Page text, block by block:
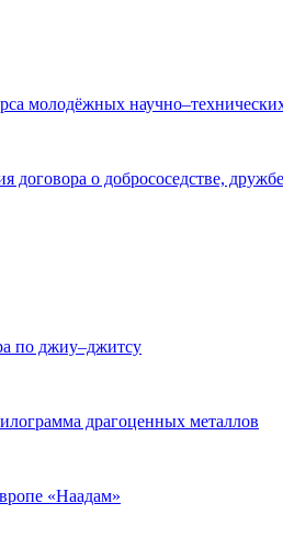
молодёжных
о добрососедстве,
по джиу–джитсу
драгоценных металлов
«Наадам»